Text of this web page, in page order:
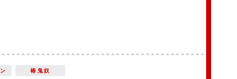
椿鬼奴